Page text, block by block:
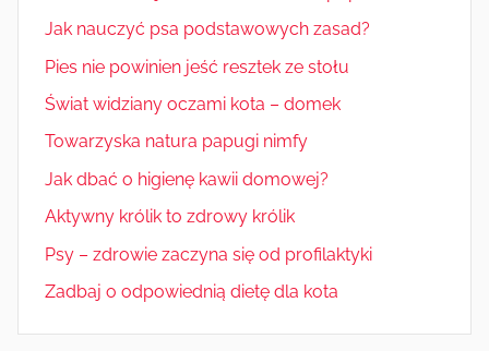
Jak nauczyć psa podstawowych zasad?
Pies nie powinien jeść resztek ze stołu
Świat widziany oczami kota – domek
Towarzyska natura papugi nimfy
Jak dbać o higienę kawii domowej?
Aktywny królik to zdrowy królik
Psy – zdrowie zaczyna się od profilaktyki
Zadbaj o odpowiednią dietę dla kota